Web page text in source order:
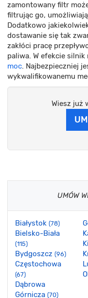
zamontowany filtr
filtrując go,
Dodatkowo
dostawanie się tak
zakłóci pracę
paliwa. W efekcie silnik
moc. Najbezpieczniej
wykwalifikowanemu
Wiesz już
UMÓW
Białystok (78)
Bielsko-Biała
(115)
Bydgoszcz (96)
Częstochowa
(67)
Dąbrowa
Górnicza (70)